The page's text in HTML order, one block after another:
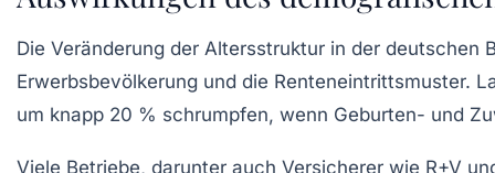
Die Veränderung der Altersstruktur in der
Erwerbsbevölkerung und die Renteneintrittsmuster.
um knapp 20 % schrumpfen, wenn Geburten- und
Viele Betriebe, darunter auch Versicherer wie R+V